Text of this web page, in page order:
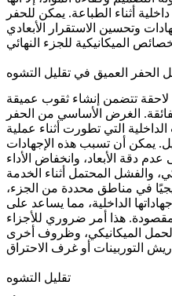
أثناء الطباعة. يمكن للحفر
وتحسين الاستقرار الأبعادي
الحفر العميق في تقليل التشوه
لاحقة تتضمن إنشاء ثقوب عميقة
الغرض الأساسي من الحفر
التي تطورت أثناء عملية
. يمكن أن تسبب هذه الإجهادات
دقة الأبعاد، وانخفاض الأداء
في مناطق محددة من الجزء،
الداخلية، مما يساعد على
هذا أمر ضروري للأجزاء
الميكانيكي، وظروف أخرى
ريش التوربينات أو غرف الاحتراق
تقليل التشوه